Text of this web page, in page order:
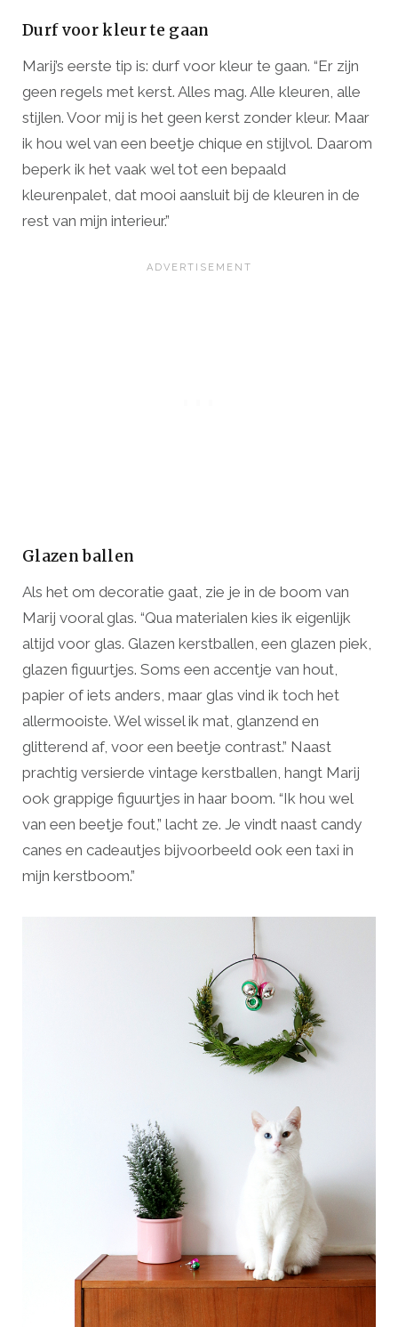
Durf voor kleur te gaan
Marij’s eerste tip is: durf voor kleur te gaan. “Er zijn
geen regels met kerst. Alles mag. Alle kleuren, alle
stijlen. Voor mij is het geen kerst zonder kleur. Maar
ik hou wel van een beetje chique en stijlvol. Daarom
beperk ik het vaak wel tot een bepaald
kleurenpalet, dat mooi aansluit bij de kleuren in de
rest van mijn interieur.”
Glazen ballen
Als het om decoratie gaat, zie je in de boom van
Marij vooral glas. “Qua materialen kies ik eigenlijk
altijd voor glas. Glazen kerstballen, een glazen piek,
glazen figuurtjes. Soms een accentje van hout,
papier of iets anders, maar glas vind ik toch het
allermooiste. Wel wissel ik mat, glanzend en
glitterend af, voor een beetje contrast.” Naast
prachtig versierde vintage kerstballen, hangt Marij
ook grappige figuurtjes in haar boom. “Ik hou wel
van een beetje fout,” lacht ze. Je vindt naast candy
canes en cadeautjes bijvoorbeeld ook een taxi in
mijn kerstboom.”